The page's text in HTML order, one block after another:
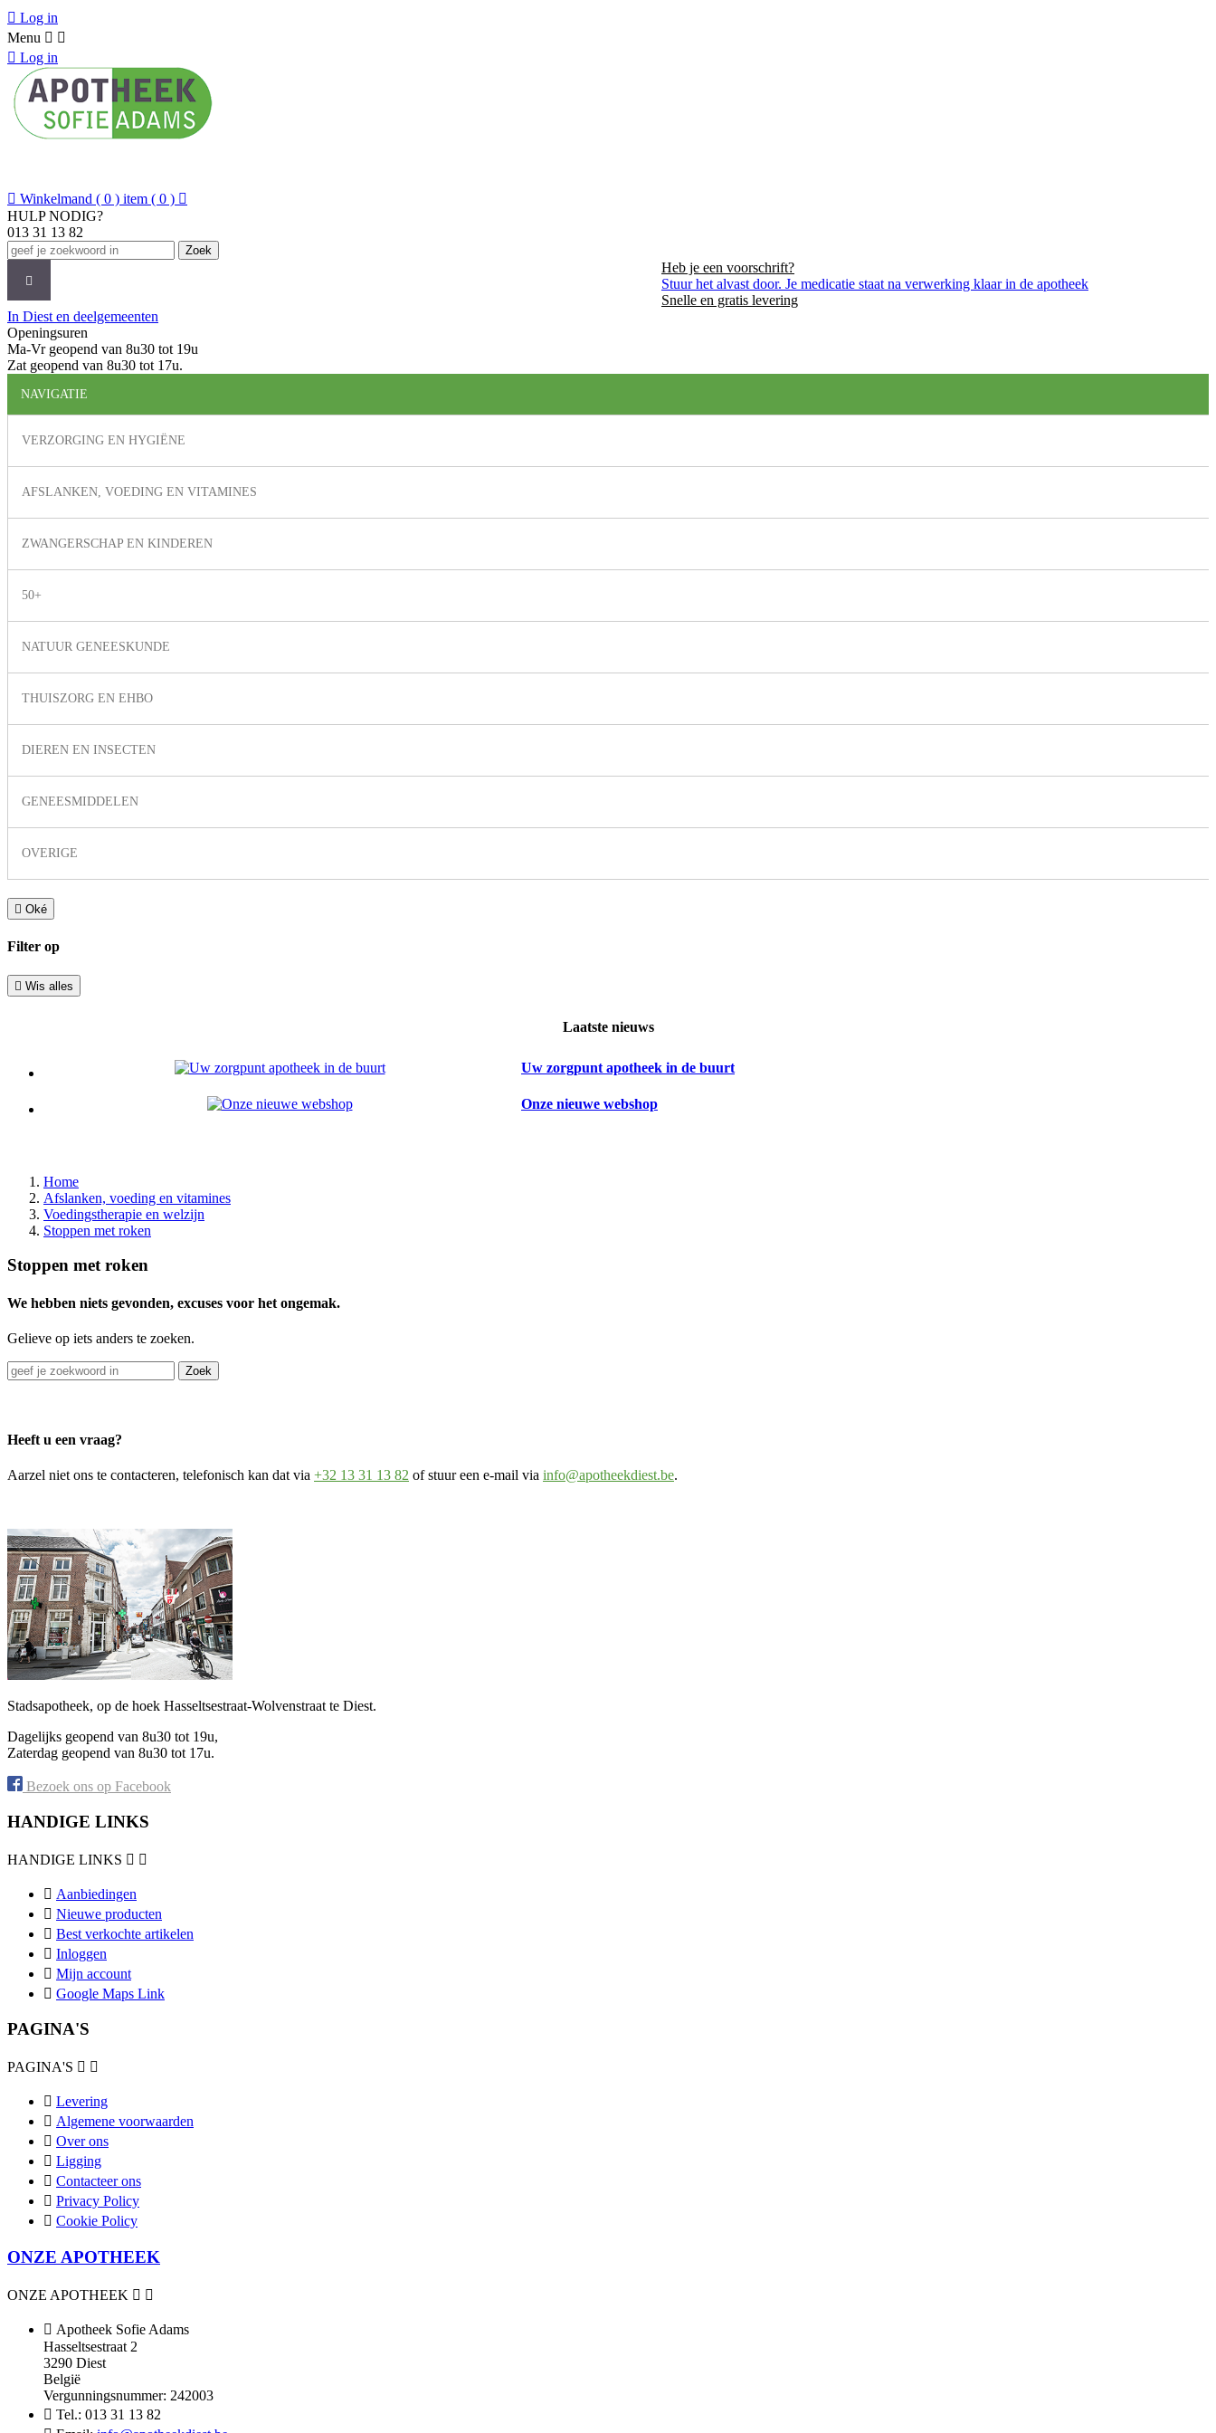
 Log in
Menu  
 Log in
 Winkelmand ( 0 ) item ( 0 ) 
HULP NODIG?
013 31 13 82
Zoek
Heb je een voorschrift?
Stuur het alvast door. Je medicatie staat na verwerking klaar in de apotheek
Snelle en gratis levering
In Diest en deelgemeenten
Openingsuren
Ma-Vr geopend van 8u30 tot 19u
Zat geopend van 8u30 tot 17u.
NAVIGATIE
VERZORGING EN HYGIËNE
AFSLANKEN, VOEDING EN VITAMINES
ZWANGERSCHAP EN KINDEREN
50+
NATUUR GENEESKUNDE
THUISZORG EN EHBO
DIEREN EN INSECTEN
GENEESMIDDELEN
OVERIGE
 Oké
Filter op
 Wis alles
Laatste nieuws
Uw zorgpunt apotheek in de buurt
Onze nieuwe webshop
Home
Afslanken, voeding en vitamines
Voedingstherapie en welzijn
Stoppen met roken
Stoppen met roken
We hebben niets gevonden, excuses voor het ongemak.
Gelieve op iets anders te zoeken.
Zoek
Heeft u een vraag?
Aarzel niet ons te contacteren, telefonisch kan dat via +32 13 31 13 82 of stuur een e-mail via info@apotheekdiest.be.
Stadsapotheek, op de hoek Hasseltsestraat-Wolvenstraat te Diest.
Dagelijks geopend van 8u30 tot 19u,
Zaterdag geopend van 8u30 tot 17u.
Bezoek ons op Facebook
HANDIGE LINKS
HANDIGE LINKS  
 Aanbiedingen
 Nieuwe producten
 Best verkochte artikelen
 Inloggen
 Mijn account
 Google Maps Link
PAGINA'S
PAGINA'S  
 Levering
 Algemene voorwaarden
 Over ons
 Ligging
 Contacteer ons
 Privacy Policy
 Cookie Policy
ONZE APOTHEEK
ONZE APOTHEEK  
 Apotheek Sofie Adams
Hasseltsestraat 2
3290 Diest
België
Vergunningsnummer: 242003
 Tel.: 013 31 13 82